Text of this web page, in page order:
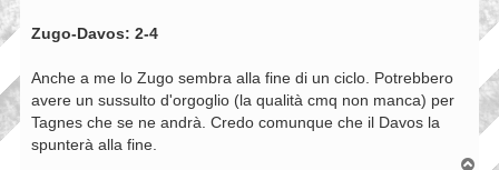
Zugo-Davos: 2-4
Anche a me lo Zugo sembra alla fine di un ciclo. Potrebbero
avere un sussulto d'orgoglio (la qualità cmq non manca) per
Tagnes che se ne andrà. Credo comunque che il Davos la
spunterà alla fine.